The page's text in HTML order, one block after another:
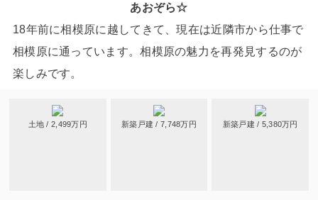
土地 / 2,499万円 新築戸建 / 7,748万円 新築戸建 / 5,380万円
あおぞら☆
18年前に相模原に越してきて、現在は近隣市から仕事で
相模原に通っています。相模原の魅力を再発見するのが
楽しみです。